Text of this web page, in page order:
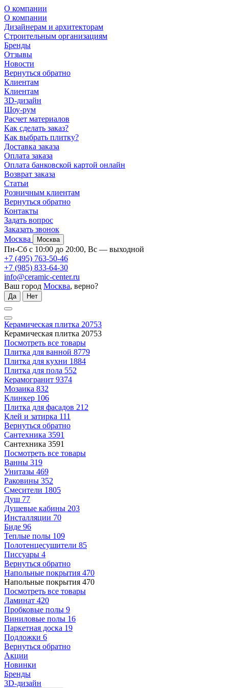
О компании
О компании
Дизайнерам и архитекторам
Строительным организациям
Бренды
Отзывы
Новости
Вернуться обратно
Клиентам
Клиентам
3D-дизайн
Шоу-рум
Расчет материалов
Как сделать заказ?
Как выбрать плитку?
Доставка заказа
Оплата заказа
Оплата банковской картой онлайн
Возврат заказа
Статьи
Розничным клиентам
Вернуться обратно
Контакты
Задать вопрос
Заказать звонок
Москва
Москва
Пн-Сб с 10:00 до 20:00, Вс — выходной
+7 (495) 763-50-46
+7 (985) 833-64-30
info@ceramic-center.ru
Ваш город Москва, верно?
Да Нет
Керамическая плитка 20753
Керамическая плитка 20753
Посмотреть все товары
Плитка для ванной 8779
Плитка для кухни 1884
Плитка для пола 552
Керамогранит 9374
Мозаика 832
Клинкер 106
Плитка для фасадов 212
Клей и затирка 111
Вернуться обратно
Сантехника 3591
Сантехника 3591
Посмотреть все товары
Ванны 319
Унитазы 469
Раковины 352
Смесители 1805
Душ 77
Душевые кабины 203
Инсталляции 70
Биде 96
Теплые полы 109
Полотенцесушители 85
Писсуары 4
Вернуться обратно
Напольные покрытия 470
Напольные покрытия 470
Посмотреть все товары
Ламинат 420
Пробковые полы 9
Виниловые полы 16
Паркетная доска 19
Подложки 6
Вернуться обратно
Акции
Новинки
Бренды
3D-дизайн